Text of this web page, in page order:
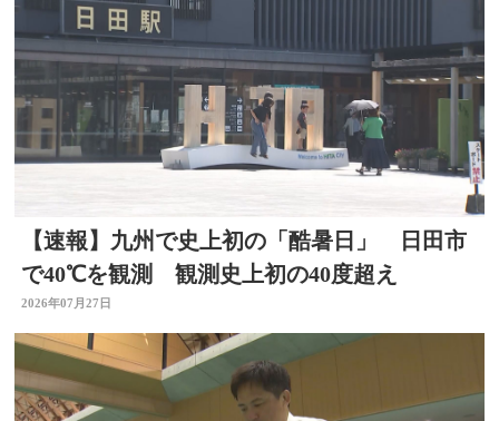
【速報】九州で史上初の「酷暑日」 日田市
で40℃を観測 観測史上初の40度超え
2026年07月27日